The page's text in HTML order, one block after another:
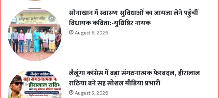
सोनाखान में स्वास्थ्य सुविधाओं का जायजा लेने पहुँचीं
विधायक कविता:-युधिष्ठिर नायक
August 6, 2026
लैलूंगा कांग्रेस में बड़ा संगठनात्मक फेरबदल, हीरालाल
राठिया बने सह सोशल मीडिया प्रभारी
August 5, 2026